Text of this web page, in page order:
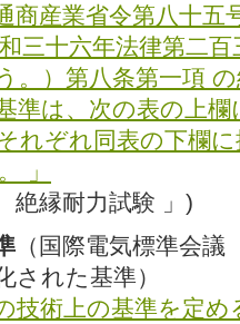
商産業省令第八十
三十六年法律第二
。）第八条第一項
準は、次の表の上
れぞれ同表の下欄
」
絶縁耐力試験 」)
（国際電気標準会
された基準）
技術上の基準を定